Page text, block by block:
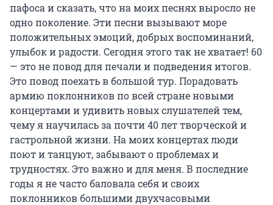
пафоса и сказать, что на моих песнях выросло не
одно поколение. Эти песни вызывают море
положительных эмоций, добрых воспоминаний,
улыбок и радости. Сегодня этого так не хватает! 60
— это не повод для печали и подведения итогов.
Это повод поехать в большой тур. Порадовать
армию поклонников по всей стране новыми
концертами и удивить новых слушателей тем,
чему я научилась за почти 40 лет творческой и
гастрольной жизни. На моих концертах люди
поют и танцуют, забывают о проблемах и
трудностях. Это важно и для меня. В последние
годы я не часто баловала себя и своих
поклонников большими двухчасовыми